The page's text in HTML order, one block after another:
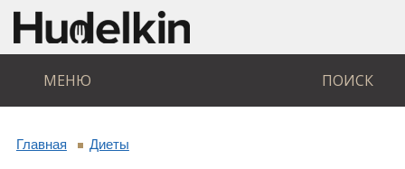
МЕНЮ ПОИСК
Главная Диеты